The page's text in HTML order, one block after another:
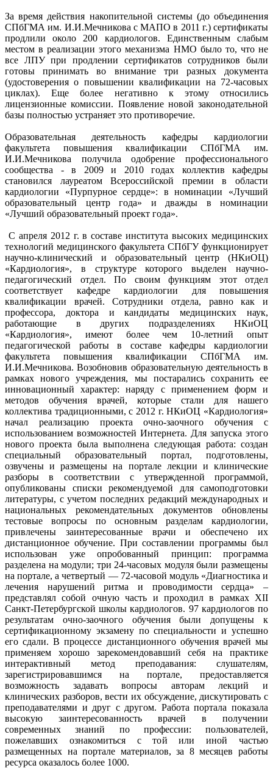
За время действия накопительной системы (до объединения
СПбГМА им. И.И.Мечникова с МАПО в 2011 г.) сертификаты
продлили около 200 кардиологов. Единственным слабым
местом в реализации этого механизма НМО было то, что не
все ЛПУ при продлении сертификатов сотрудников были
готовы принимать во внимание три разных документа
(удостоверения о повышении квалификации на 72-часовых
циклах). Еще более негативно к этому относились
лицензионные комиссии. Появление новой законодательной
базы полностью устраняет это противоречие.
Образовательная деятельность кафедры кардиологии
факультета повышения квалификации СПбГМА им.
И.И.Мечникова получила одобрение профессионального
сообщества - в 2009 и 2010 годах коллектив кафедры
становился лауреатом Всероссийской премии в области
кардиологии «Пурпурное сердце»: в номинации «Лучший
образовательный центр года» и дважды в номинации
«Лучший образовательный проект года».
С апреля 2012 г. в составе института высоких медицинских
технологий медицинского факультета СПбГУ функционирует
научно-клинический и образовательный центр (НКиОЦ)
«Кардиология», в структуре которого выделен научно-
педагогический отдел. По своим функциям этот отдел
соответствует кафедре кардиологии для повышения
квалификации врачей. Сотрудники отдела, равно как и
профессора, доктора и кандидаты медицинских наук,
работающие в других подразделениях НКиОЦ
«Кардиология», имеют более чем 10-летний опыт
педагогической работы в составе кафедры кардиологии
факультета повышения квалификации СПбГМА им.
И.И.Мечникова. Возобновив образовательную деятельность в
рамках нового учреждения, мы постарались сохранить ее
инновационный характер: наряду с применением форм и
методов обучения врачей, которые стали для нашего
коллектива традиционными, c 2012 г. НКиОЦ «Кардиология»
начал реализацию проекта очно-заочного обучения с
использованием возможностей Интернета. Для запуска этого
нового проекта была выполнена следующая работа: создан
специальный образовательный портал, подготовлены,
озвучены и размещены на портале лекции и клинические
разборы в соответствии с утвержденной программой,
опубликованы списки рекомендуемой для самоподготовки
литературы, с учетом последних редакций международных и
национальных рекомендательных документов обновлены
тестовые вопросы по основным разделам кардиологии,
привлечены заинтересованные врачи и обеспечено их
дистанционное обучение. При составлении программы был
использован уже опробованный принцип: программа
разделена на модули; три 24-часовых модуля были размещены
на портале, а четвертый — 72-часовой модуль «Диагностика и
лечения нарушений ритма и проводимости сердца» –
представлял собой очную часть и проходил в рамках XII
Санкт-Петербургской школы кардиологов. 97 кардиологов по
результатам очно-заочного обучения были допущены к
сертификационному экзамену по специальности и успешно
его сдали. В процессе дистанционного обучения врачей мы
применяем хорошо зарекомендовавший себя на практике
интерактивный метод преподавания: слушателям,
зарегистрировавшимся на портале, предоставляется
возможность задавать вопросы авторам лекций и
клинических разборов, вести их обсуждение, дискутировать с
преподавателями и друг с другом. Работа портала показала
высокую заинтересованность врачей в получении
современных знаний по профессии: пользователей,
пожелавших ознакомиться с той или иной частью
размещенных на портале материалов, за 8 месяцев работы
ресурса оказалось более 1000.